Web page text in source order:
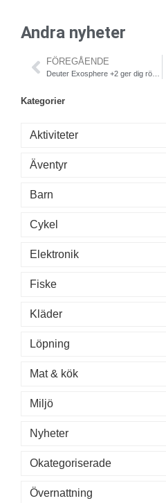
Andra nyheter
FÖREGÅENDE
Kategorier
Aktiviteter
Äventyr
Barn
Cykel
Elektronik
Fiske
Kläder
Löpning
Mat & kök
Miljö
Nyheter
Okategoriserade
Övernattning